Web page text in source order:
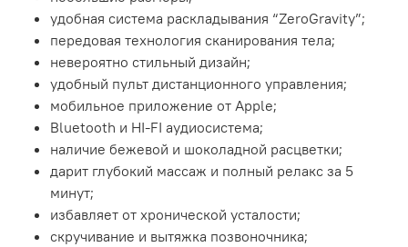
удобная система раскладывания “ZeroGravity”;
передовая технология сканирования тела;
невероятно стильный дизайн;
удобный пульт дистанционного управления;
мобильное приложение от Apple;
Bluetooth и HI-FI аудиосистема;
наличие бежевой и шоколадной расцветки;
дарит глубокий массаж и полный релакс за 5
минут;
избавляет от хронической усталости;
скручивание и вытяжка позвоночника;